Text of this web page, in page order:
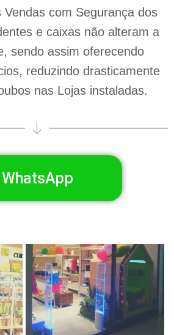
Vendas com Segurança dos
e caixas não alteram a
sendo assim oferecendo
reduzindo drasticamente
nas Lojas instaladas.
WhatsApp